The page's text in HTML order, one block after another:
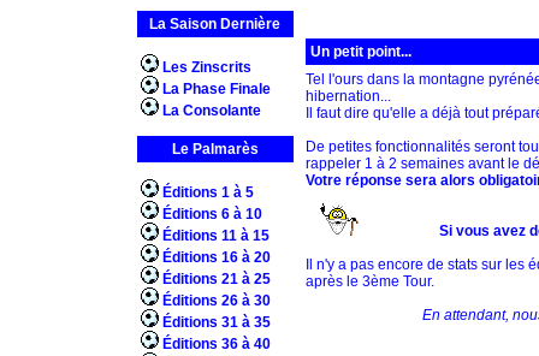
La Saison Dernière
Les Zinscrits
La Phase Finale
La Consolante
Le Palmarès
Éditions 1 à 5
Éditions 6 à 10
Éditions 11 à 15
Éditions 16 à 20
Éditions 21 à 25
Éditions 26 à 30
Éditions 31 à 35
Éditions 36 à 40
Un petit point...
Tel l'ours dans la montagne
hibernation...
Il faut dire qu'elle a déjà tout
De petites fonctionnalités seront
rappeler 1 à 2 semaines avant le
Votre réponse sera alors
Si vous avez
Il n'y a pas encore de stats sur
après le 3ème Tour.
En attendant,